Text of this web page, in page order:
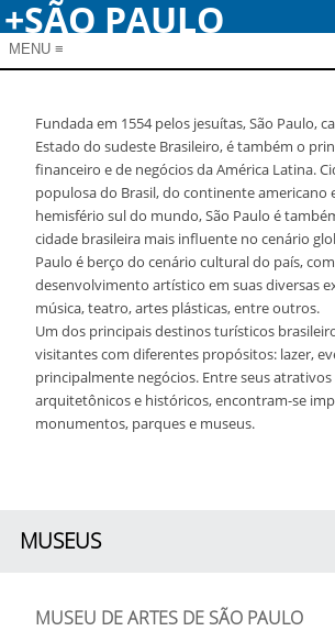
+SÃO PAULO
MENU ≡
Fundada em 1554 pelos jesuítas, São Paulo,
Estado do sudeste Brasileiro, é também o
financeiro e de negócios da América Latina.
populosa do Brasil, do continente americano
hemisfério sul do mundo, São Paulo é
cidade brasileira mais influente no cenário
Paulo é berço do cenário cultural do país,
desenvolvimento artístico em suas diversas
música, teatro, artes plásticas, entre outros.
Um dos principais destinos turísticos
visitantes com diferentes propósitos: lazer,
principalmente negócios. Entre seus
arquitetônicos e históricos, encontram-se
monumentos, parques e museus.
MUSEUS
MUSEU DE ARTES DE SÃO PAULO